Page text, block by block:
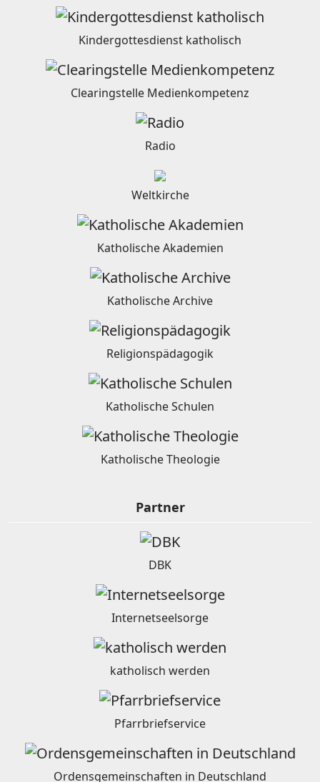
Kindergottesdienst katholisch
Clearingstelle Medienkompetenz
Radio
Weltkirche
Katholische Akademien
Katholische Archive
Religionspädagogik
Katholische Schulen
Katholische Theologie
Partner
DBK
Internetseelsorge
katholisch werden
Pfarrbriefservice
Ordensgemeinschaften in Deutschland